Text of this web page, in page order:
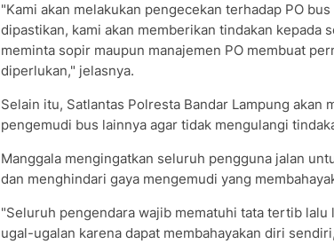
"Kami akan melakukan pengecekan terhadap PO
dipastikan, kami akan memberikan tindakan kepada
meminta sopir maupun manajemen PO membuat
diperlukan," jelasnya.
Selain itu, Satlantas Polresta Bandar Lampung akan
pengemudi bus lainnya agar tidak mengulangi
Manggala mengingatkan seluruh pengguna jalan
dan menghindari gaya mengemudi yang
"Seluruh pengendara wajib mematuhi tata tertib lalu
ugal-ugalan karena dapat membahayakan diri